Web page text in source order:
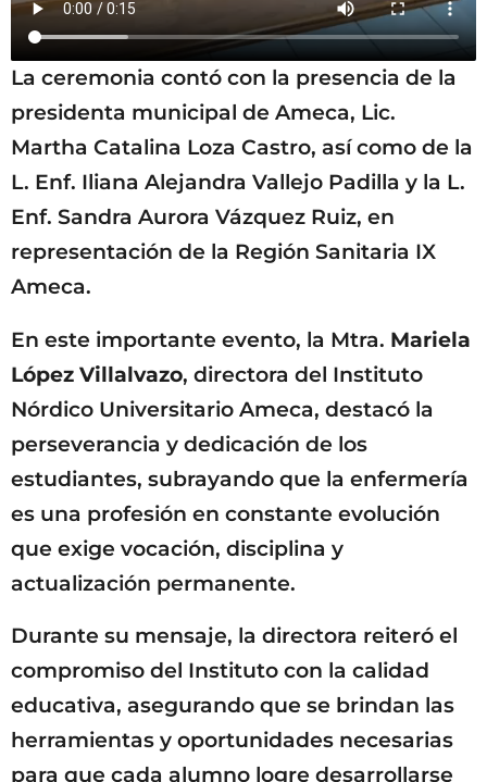
La ceremonia contó con la presencia de la
presidenta municipal de Ameca, Lic.
Martha Catalina Loza Castro, así como de la
L. Enf. Iliana Alejandra Vallejo Padilla y la L.
Enf. Sandra Aurora Vázquez Ruiz, en
representación de la Región Sanitaria IX
Ameca.
En este importante evento, la Mtra. Mariela
López Villalvazo, directora del Instituto
Nórdico Universitario Ameca, destacó la
perseverancia y dedicación de los
estudiantes, subrayando que la enfermería
es una profesión en constante evolución
que exige vocación, disciplina y
actualización permanente.
Durante su mensaje, la directora reiteró el
compromiso del Instituto con la calidad
educativa, asegurando que se brindan las
herramientas y oportunidades necesarias
para que cada alumno logre desarrollarse